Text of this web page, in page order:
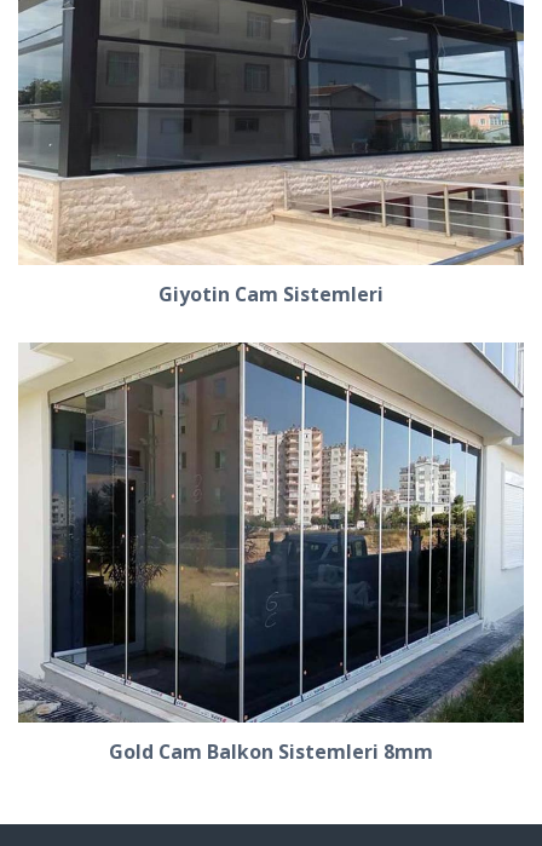
Giyotin Cam Sistemleri
Gold Cam Balkon Sistemleri 8mm